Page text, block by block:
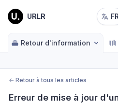
URLR FR
Retour d'information
← Retour à tous les articles
Erreur de mise à jour